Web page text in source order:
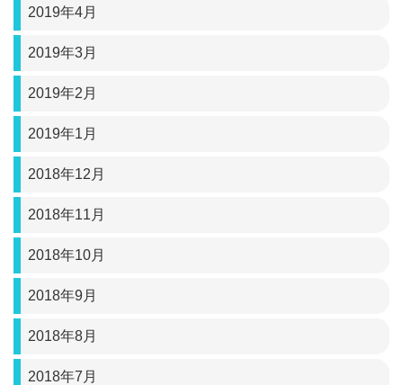
2019年4月
2019年3月
2019年2月
2019年1月
2018年12月
2018年11月
2018年10月
2018年9月
2018年8月
2018年7月